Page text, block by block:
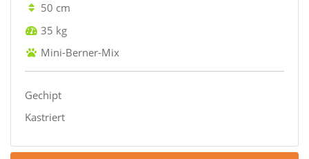
50 cm
35 kg
Mini-Berner-Mix
Gechipt
Kastriert